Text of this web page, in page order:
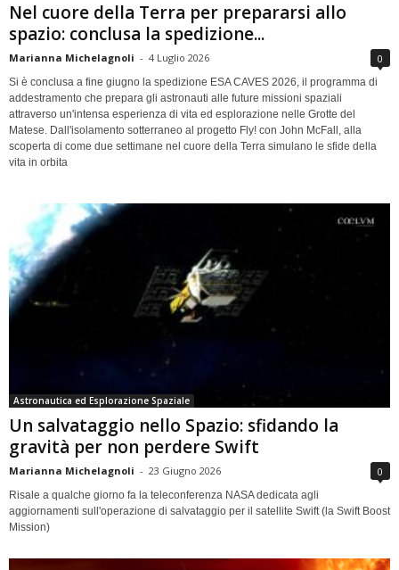
Nel cuore della Terra per prepararsi allo
spazio: conclusa la spedizione...
Marianna Michelagnoli - 4 Luglio 2026 0
Si è conclusa a fine giugno la spedizione ESA CAVES 2026, il programma di
addestramento che prepara gli astronauti alle future missioni spaziali
attraverso un'intensa esperienza di vita ed esplorazione nelle Grotte del
Matese. Dall'isolamento sotterraneo al progetto Fly! con John McFall, alla
scoperta di come due settimane nel cuore della Terra simulano le sfide della
vita in orbita
Astronautica ed Esplorazione Spaziale
Un salvataggio nello Spazio: sfidando la
gravità per non perdere Swift
Marianna Michelagnoli - 23 Giugno 2026 0
Risale a qualche giorno fa la teleconferenza NASA dedicata agli
aggiornamenti sull'operazione di salvataggio per il satellite Swift (la Swift Boost
Mission)